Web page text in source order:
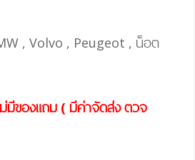
, Volvo , Peugeot , น็อต
ของแถม ( มีค่าจัดส่ง ตวจ